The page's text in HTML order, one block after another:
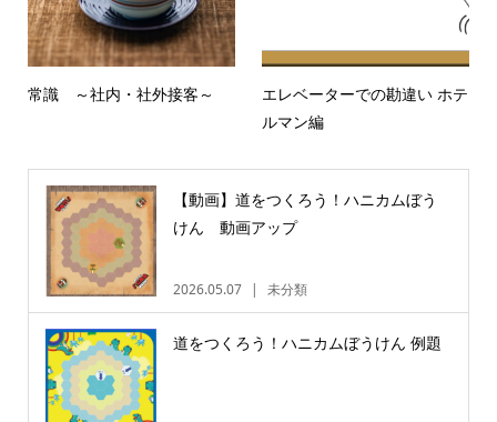
常識 ～社内・社外接客～
エレベーターでの勘違い ホテ
ルマン編
【動画】道をつくろう！ハニカムぼう
けん 動画アップ
2026.05.07 未分類
道をつくろう！ハニカムぼうけん 例題